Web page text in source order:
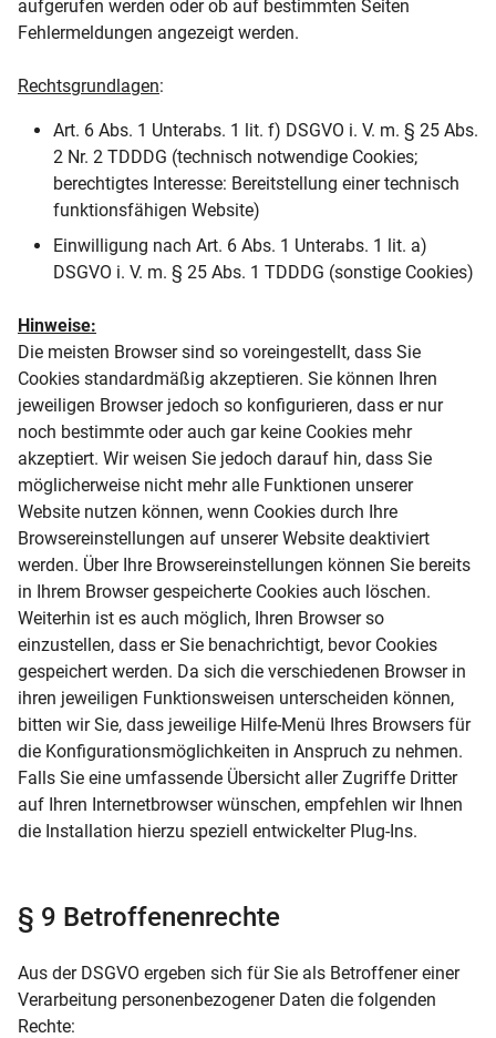
aufgerufen werden oder ob auf bestimmten Seiten
Fehlermeldungen angezeigt werden.
Rechtsgrundlagen:
Art. 6 Abs. 1 Unterabs. 1 lit. f) DSGVO i. V. m. § 25 Abs.
2 Nr. 2 TDDDG (technisch notwendige Cookies;
berechtigtes Interesse: Bereitstellung einer technisch
funktionsfähigen Website)
Einwilligung nach Art. 6 Abs. 1 Unterabs. 1 lit. a)
DSGVO i. V. m. § 25 Abs. 1 TDDDG (sonstige Cookies)
Hinweise:
Die meisten Browser sind so voreingestellt, dass Sie
Cookies standardmäßig akzeptieren. Sie können Ihren
jeweiligen Browser jedoch so konfigurieren, dass er nur
noch bestimmte oder auch gar keine Cookies mehr
akzeptiert. Wir weisen Sie jedoch darauf hin, dass Sie
möglicherweise nicht mehr alle Funktionen unserer
Website nutzen können, wenn Cookies durch Ihre
Browsereinstellungen auf unserer Website deaktiviert
werden. Über Ihre Browsereinstellungen können Sie bereits
in Ihrem Browser gespeicherte Cookies auch löschen.
Weiterhin ist es auch möglich, Ihren Browser so
einzustellen, dass er Sie benachrichtigt, bevor Cookies
gespeichert werden. Da sich die verschiedenen Browser in
ihren jeweiligen Funktionsweisen unterscheiden können,
bitten wir Sie, dass jeweilige Hilfe-Menü Ihres Browsers für
die Konfigurationsmöglichkeiten in Anspruch zu nehmen.
Falls Sie eine umfassende Übersicht aller Zugriffe Dritter
auf Ihren Internetbrowser wünschen, empfehlen wir Ihnen
die Installation hierzu speziell entwickelter Plug-Ins.
§ 9 Betroffenenrechte
Aus der DSGVO ergeben sich für Sie als Betroffener einer
Verarbeitung personenbezogener Daten die folgenden
Rechte: